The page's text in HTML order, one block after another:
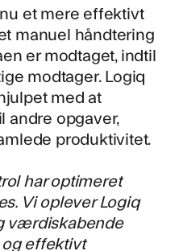
et mere effektivt
manuel håndtering
er modtaget, indtil
modtager. Logiq
med at
andre opgaver,
produktivitet.
har optimeret
Vi oplever Logiq
værdiskabende
effektivt